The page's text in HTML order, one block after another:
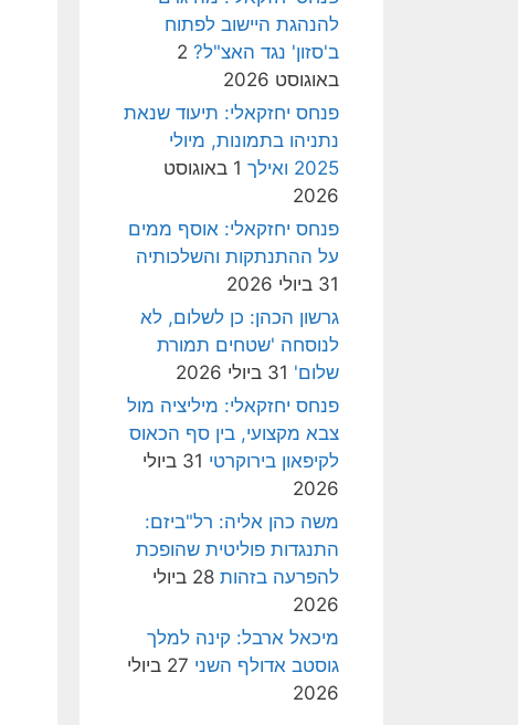
להנהגת היישוב לפתוח
ב'סזון' נגד האצ"ל? 2
באוגוסט 2026
פנחס יחזקאלי: תיעוד שנאת
נתניהו בתמונות, מיולי
2025 ואילך
1 באוגוסט
2026
פנחס יחזקאלי: אוסף ממים
על ההתנתקות והשלכותיה
31 ביולי 2026
גרשון הכהן: כן לשלום, לא
לנוסחה 'שטחים תמורת
שלום' 31 ביולי 2026
פנחס יחזקאלי: מיליציה מול
צבא מקצועי, בין סף הכאוס
לקיפאון בירוקרטי
31 ביולי
2026
משה כהן אליה: רל"ביזם:
התנגדות פוליטית שהופכת
להפרעה בזהות
28 ביולי
2026
מיכאל ארבל: קינה למלך
גוסטב אדולף השני
27 ביולי
2026